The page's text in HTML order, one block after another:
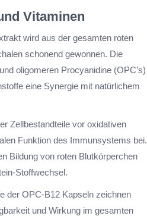
Vitaminen
wird aus der gesamten roten
schonend gewonnen. Die
oligomeren Procyanidine (OPC’s)
eine Synergie mit natürlichem
Zellbestandteile vor oxidativen
Funktion des Immunsystems bei.
Bildung von roten Blutkörperchen
Stoffwechsel.
der OPC-B12 Kapseln zeichnen
und Wirkung im gesamten